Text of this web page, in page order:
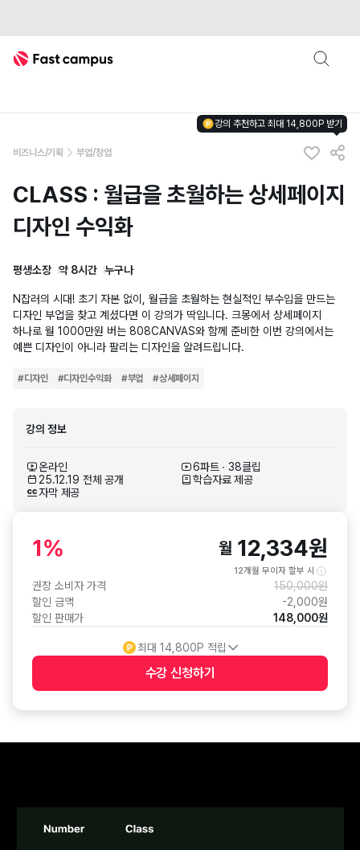
Fast Campus
비즈니스/기획 부업/창업
강의 추천하고 최대 14,800P 받기
CLASS : 월급을 초월하는 상세페이지
디자인 수익화
평생소장 약 8시간 누구나
N잡러의 시대! 초기 자본 없이, 월급을 초월하는 현실적인 부수입을 만드는
디자인 부업을 찾고 계셨다면 이 강의가 딱입니다. 크몽에서 상세페이지
하나로 월 1000만원 버는 808CANVAS와 함께 준비한 이번 강의에서는
예쁜 디자인이 아니라 팔리는 디자인을 알려드립니다.
#디자인 #디자인수익화 #부업 #상세페이지
강의 정보
온라인
6파트 ∙ 38클립
25.12.19 전체 공개
학습자료 제공
자막 제공
1% 월 12,334원
12개월 무이자 할부 시
권장 소비자 가격 150,000원
할인 금액
-2,000원
할인 판매가
148,000원
최대 14,800P 적립
수강 신청하기